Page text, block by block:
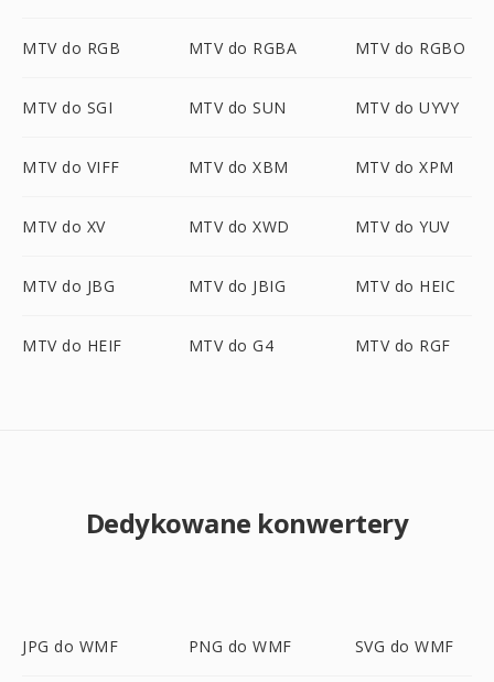
MTV do RGB MTV do RGBA MTV do RGBO
MTV do SGI MTV do SUN MTV do UYVY
MTV do VIFF MTV do XBM MTV do XPM
MTV do XV MTV do XWD MTV do YUV
MTV do JBG MTV do JBIG MTV do HEIC
MTV do HEIF MTV do G4 MTV do RGF
Dedykowane konwertery
JPG do WMF PNG do WMF SVG do WMF